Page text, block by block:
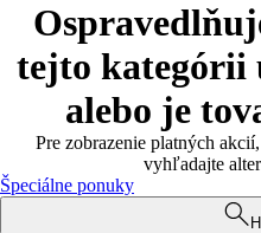
tejto kategórii
alebo je
Pre zobrazenie platných
vyhľadajte
Špeciálne ponuky